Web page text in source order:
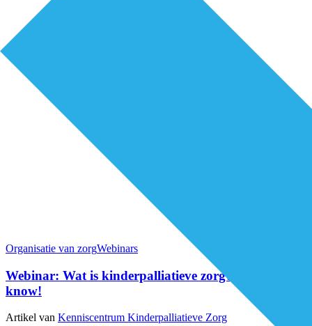
Organisatie van zorgWebinars
Webinar: Wat is kinderpalliatieve zorg? Good to
know!
Artikel van Kenniscentrum Kinderpalliatieve Zorg